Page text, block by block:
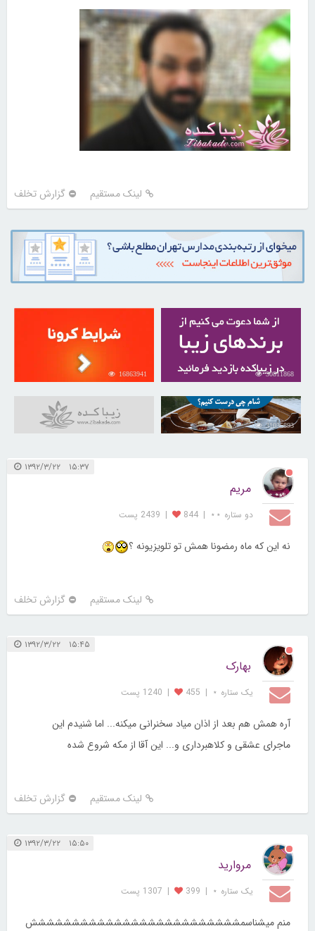
لینک مستقیم گزارش تخلف
30811868
16863941
31035893
۱۵:۳۷ ۱۳۹۲/۳/۲۲
مریم
دو ستاره ⋆⋆ |
844
| 2439 پست
نه این که ماه رمضونا همش تو تلویزیونه ؟
لینک مستقیم گزارش تخلف
۱۵:۴۵ ۱۳۹۲/۳/۲۲
بهارک
یک ستاره ⋆ |
455
| 1240 پست
آره همش هم بعد از اذان میاد سخنرانی میکنه... اما شنیدم این
ماجرای عشقی و کلاهبرداری و... این آقا از مکه شروع شده
لینک مستقیم گزارش تخلف
۱۵:۵۰ ۱۳۹۲/۳/۲۲
مروارید
یک ستاره ⋆ |
399
| 1307 پست
منم میشناسمششششششششششششششششششششششششش